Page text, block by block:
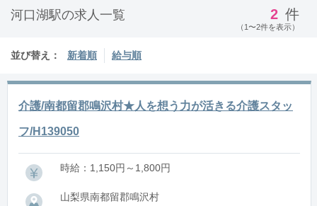
河口湖駅の求人一覧 2 件
（1〜2件を表示）
並び替え： 新着順 給与順
介護/南都留郡鳴沢村★人を想う力が活きる介護スタッ
フ/H139050
時給：1,150円～1,800円
山梨県南都留郡鳴沢村